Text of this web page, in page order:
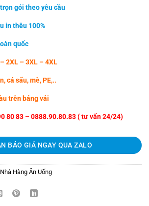
gói theo yêu cầu
in thêu 100%
quốc
2XL – 3XL – 4XL
cá sấu, mè, PE,..
trên bảng vải
80 83 – 0888.90.80.83 ( tư vấn 24/24)
BÁO GIÁ NGAY QUA ZALO
Hàng Ăn Uống